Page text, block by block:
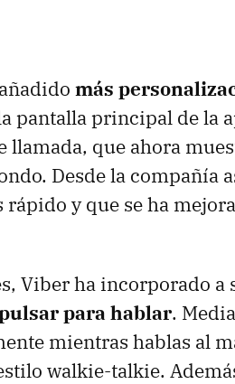
más
pantalla principal de la
llamada, que ahora
Desde la compañía
rápido y que se ha
Viber ha incorporado a
para hablar.
mientras hablas al
walkie-talkie.